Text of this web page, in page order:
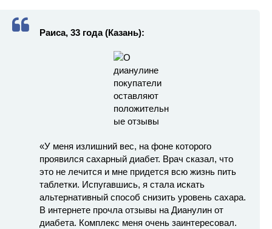
Раиса, 33 года(Казань):
«У меня излишний вес, на фоне которого
проявился сахарный диабет. Врач сказал, что
это не лечится и мне придется всю жизнь пить
таблетки. Испугавшись, я стала искать
альтернативный способ снизить уровень сахара.
В интернете прочла отзывы на Дианулин от
диабета. Комплекс меня очень заинтересовал.